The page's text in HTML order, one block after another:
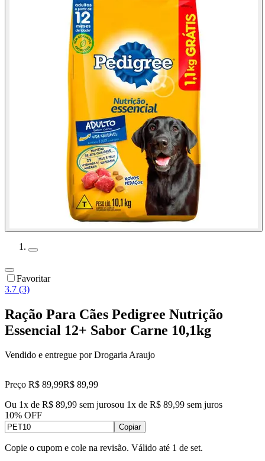
Favoritar
3.7 (3)
Ração Para Cães Pedigree Nutrição
Essencial 12+ Sabor Carne 10,1kg
Vendido e entregue por Drogaria Araujo
Preço R$ 89,99R$ 89,99
Ou 1x de R$ 89,99 sem jurosou 1x de R$ 89,99 sem juros
10% OFF
Copiar
Copie o cupom e cole na revisão. Válido até 1 de set.